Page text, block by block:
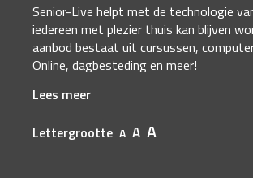
Senior-Live helpt met de technologie
iedereen met plezier thuis kan blijven
aanbod bestaat uit cursussen,
Online, dagbesteding en meer!
Lees meer
Lettergrootte A A A